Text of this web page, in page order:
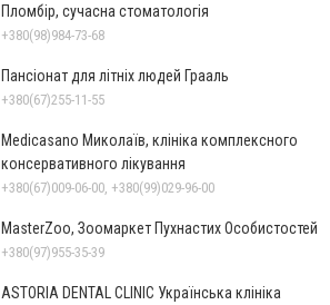
Пломбір, сучасна стоматологія
+380(98)984-73-68
Пансіонат для літніх людей Грааль
+380(67)255-11-55
Medicasano Миколаїв, клініка комплексного
консервативного лікування
+380(67)009-06-00, +380(99)029-96-00
MasterZoo, Зоомаркет Пухнастих Особистостей
+380(97)955-35-39
ASTORIA DENTAL CLINIC Українська клініка